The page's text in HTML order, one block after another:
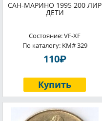
САН-МАРИНО 1995 200 ЛИР
ДЕТИ
Состояние: VF-XF
По каталогу: KM# 329
110P
Купить